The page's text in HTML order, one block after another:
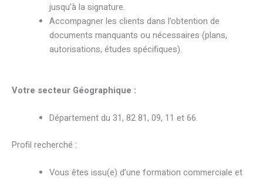
jusqu’à la signature.
Accompagner les clients dans l’obtention de
documents manquants ou nécessaires (plans,
autorisations, études spécifiques).
Votre secteur Géographique :
Département du 31, 82 81, 09, 11 et 66.
Profil recherché :
Vous êtes issu(e) d’une formation commerciale et